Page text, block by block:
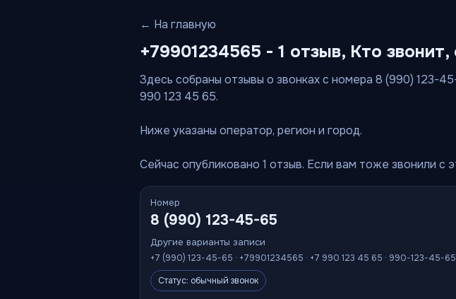
← На главную
+79901234565 - 1 отзыв, Кто
Здесь собраны отзывы о звонках с номера 8 (990) 123-
990 123 45 65.
Ниже указаны оператор, регион и город.
Сейчас опубликовано 1 отзыв. Если вам тоже звонили с
Номер
8 (990) 123-45-65
Другие варианты записи
+7 (990) 123-45-65 · +79901234565 · +7 990 123 45 65 · 990-123-45-65
Статус: обычный звонок